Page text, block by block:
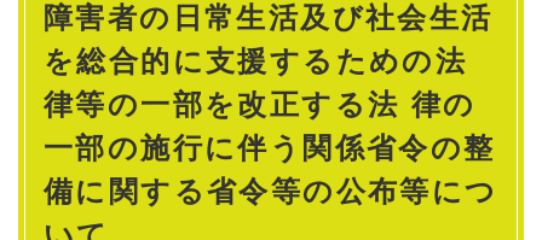
障害者の日常生活及び社会生活
を総合的に支援するための法
律等の一部を改正する法 律の
一部の施行に伴う関係省令の整
備に関する省令等の公布等につ